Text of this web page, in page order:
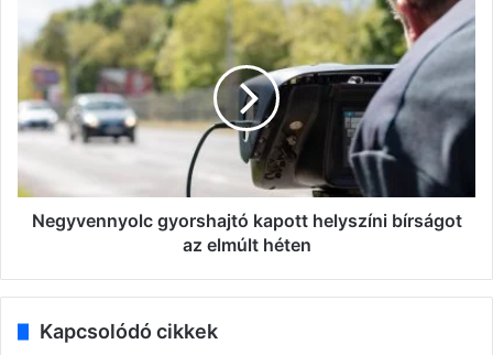
Negyvennyolc
gyorshajtó
kapott
helyszíni
bírságot
az
héten
Negyvennyolc gyorshajtó kapott helyszíni bírságot
az elmúlt héten
Kapcsolódó cikkek